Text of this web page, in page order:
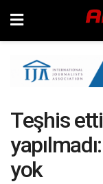
Teşhis
yok